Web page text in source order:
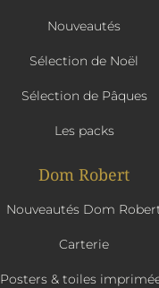
Nouveautés
Sélection de Noël
Sélection de Pâques
Les packs
Dom Robert
Nouveautés Dom
Carterie
Posters & toiles